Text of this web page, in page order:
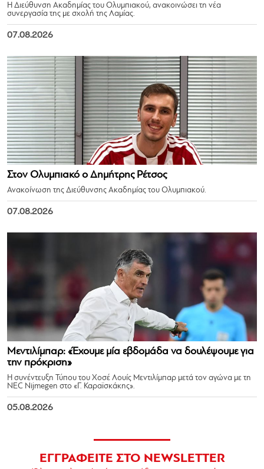
Η Διεύθυνση Ακαδημίας του Ολυμπιακού, ανακοινώσει τη νέα
συνεργασία της με σχολή της Λαμίας.
07.08.2026
Στον Ολυμπιακό ο Δημήτρης Ρέτσος
Ανακοίνωση της Διεύθυνσης Ακαδημίας του Ολυμπιακού.
07.08.2026
Μεντιλίμπαρ: «Έχουμε μία εβδομάδα να δουλέψουμε για
την πρόκριση»
Η συνέντευξη Τύπου του Χοσέ Λουίς Μεντιλίμπαρ μετά τον αγώνα με τη
NEC Nijmegen στο «Γ. Καραϊσκάκης».
05.08.2026
ΕΓΓΡΑΦΕΙΤΕ ΣΤΟ NEWSLETTER